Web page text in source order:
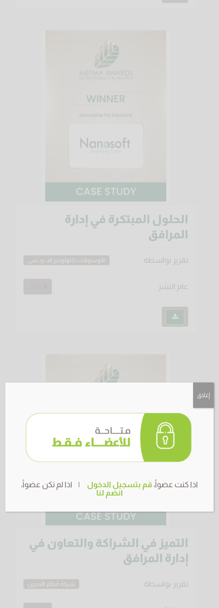
الحلول المبتكرة في إدارة
المرافق
تقرير بواسطة نانوسوفت تكنولوجيز اف زد سى
عام النشر
التميز في الشراكة والتعاون في
إدارة المرافق
تقرير بواسطة شركة مطار البحرين
اذا كنت عضواً، قم بتسجيل الدخول
| اذا لم تكن عضواً،
انضم لنا
إغلاق